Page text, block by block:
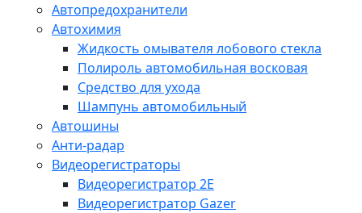
Автопредохранители
Автохимия
Жидкость омывателя лобового стекла
Полироль автомобильная восковая
Средство для ухода
Шампунь автомобильный
Автошины
Анти-радар
Видеорегистраторы
Видеорегистратор 2E
Видеорегистратор Gazer